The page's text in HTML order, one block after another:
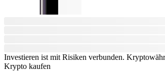
Investieren ist mit Risiken verbunden.
Krypto kaufen